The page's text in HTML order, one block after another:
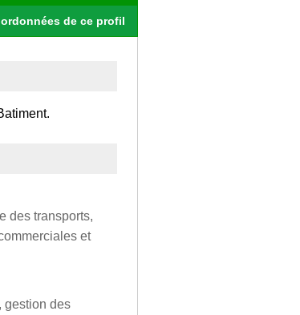
de ce profil
des transports,
et
gestion des